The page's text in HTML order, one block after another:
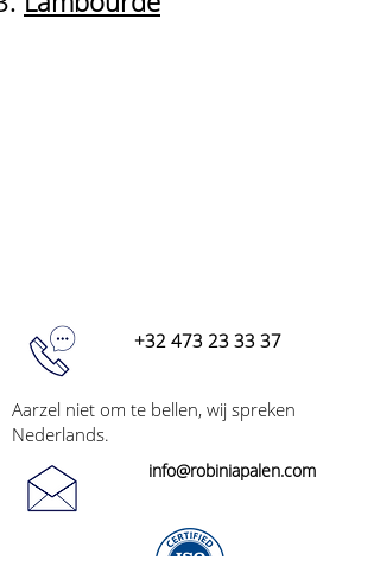
+32 473 23 33 37
Aarzel niet om te bellen, wij spreken
Nederlands.
info@robiniapalen.com